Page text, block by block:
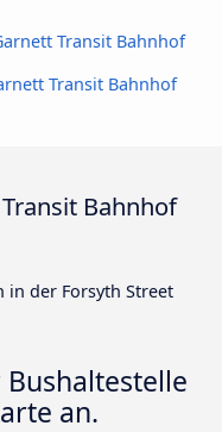
Transit Bahnhof
Transit Bahnhof
Bahnhof
in der Forsyth Street
an.